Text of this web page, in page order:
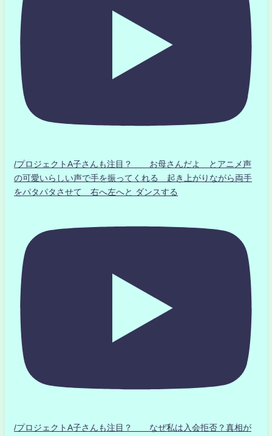
/プロジェクトA子さんも注目？ お母さんだよ とアニメ声
の可愛いらしい声で手を振ってくれる 起き上がりながら両手
をパタパタさせて 右へ左へと ダンスする
/プロジェクトA子さんも注目？ なぜ私は入会拒否？真相が